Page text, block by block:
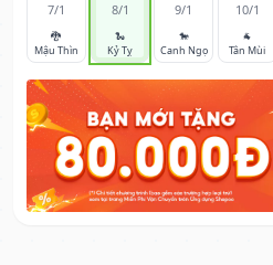
7/1
🐉
Mậu Thìn
8/1
🐍
Kỷ Tỵ
9/1
🐎
Canh Ngọ
10/1
🐐
Tân Mùi